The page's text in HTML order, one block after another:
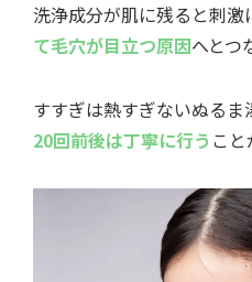
洗浄成分が肌に残ると刺激
て毛穴が目立つ原因へとつ
すすぎは熱すぎないぬるま
20回前後は丁寧に行う こと